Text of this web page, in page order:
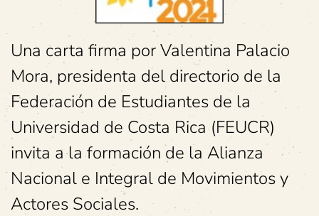
Una carta firma por Valentina Palacio
Mora, presidenta del directorio de la
Federación de Estudiantes de la
Universidad de Costa Rica (FEUCR)
invita a la formación de la Alianza
Nacional e Integral de Movimientos y
Actores Sociales.